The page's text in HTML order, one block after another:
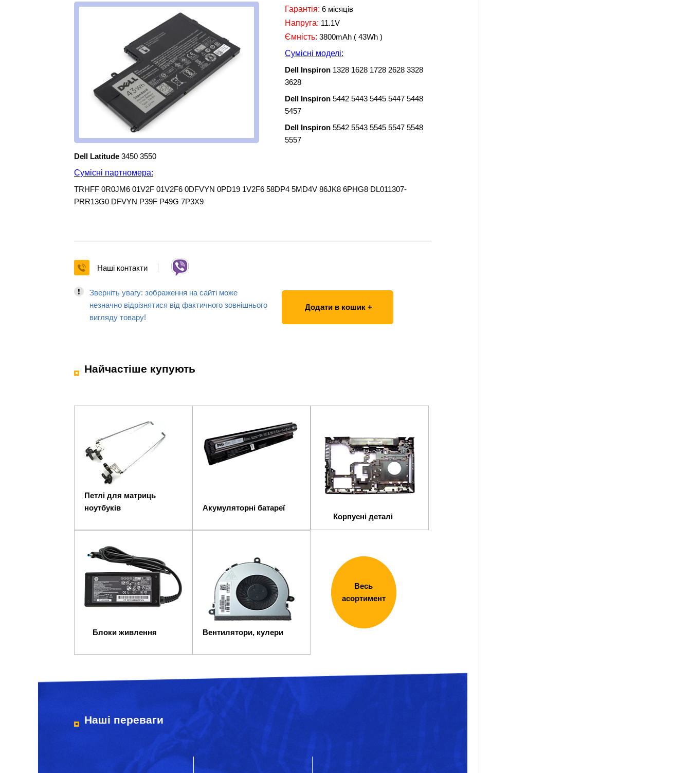
Гарантія: 6 місяців
Напруга: 11.1V
Ємність: 3800mAh ( 43Wh )
Сумісні моделі:
Dell Inspiron 1328 1628 1728 2628 3328
3628
Dell Inspiron 5442 5443 5445 5447 5448
5457
Dell Inspiron 5542 5543 5545 5547 5548
5557
Dell Latitude 3450 3550
Сумісні партномера:
TRHFF 0R0JM6 01V2F 01V2F6 0DFVYN 0PD19 1V2F6 58DP4 5MD4V 86JK8 6PHG8 DL011307-
PRR13G0 DFVYN P39F P49G 7P3X9
Наші контакти
Зверніть увагу: зображення на сайті може
незначно відрізнятися від фактичного зовнішнього
вигляду товару!
Додати в кошик +
Найчастіше купують
Петлі для матриць
ноутбуків
Акумуляторні батареї
Корпусні деталі
Блоки живлення Вентилятори, кулери
Весь
асортимент
Наші переваги